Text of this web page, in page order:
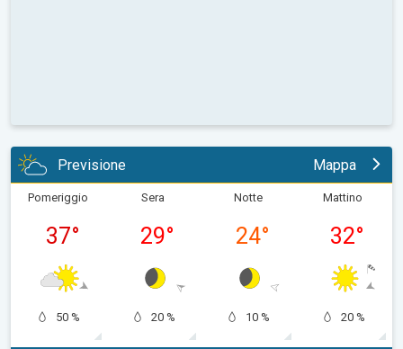
Previsione Mappa
Pomeriggio
37°
50 %
Sera
29°
20 %
Notte
24°
10 %
Mattino
32°
20 %